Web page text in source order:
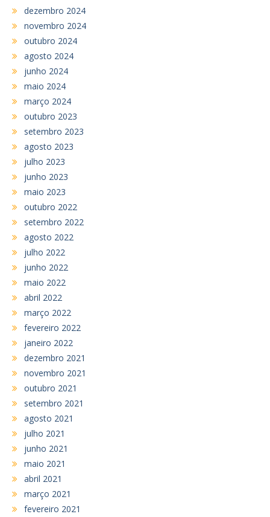
dezembro 2024
novembro 2024
outubro 2024
agosto 2024
junho 2024
maio 2024
março 2024
outubro 2023
setembro 2023
agosto 2023
julho 2023
junho 2023
maio 2023
outubro 2022
setembro 2022
agosto 2022
julho 2022
junho 2022
maio 2022
abril 2022
março 2022
fevereiro 2022
janeiro 2022
dezembro 2021
novembro 2021
outubro 2021
setembro 2021
agosto 2021
julho 2021
junho 2021
maio 2021
abril 2021
março 2021
fevereiro 2021